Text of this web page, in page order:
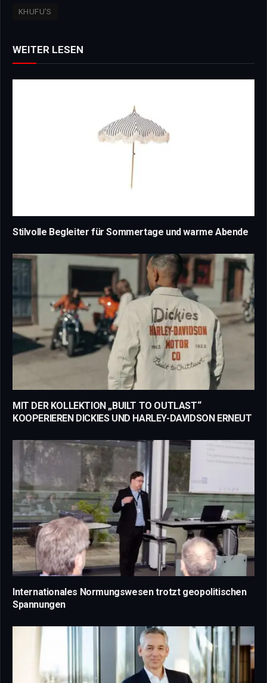
KHUFU'S
WEITER LESEN
Stilvolle Begleiter für Sommertage und warme Abende
MIT DER KOLLEKTION „BUILT TO OUTLAST“
KOOPERIEREN DICKIES UND HARLEY-DAVIDSON ERNEUT
Internationales Normungswesen trotzt geopolitischen
Spannungen